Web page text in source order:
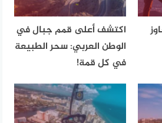
اكتشف أعلى قمم جبال في
الوطن العربي: سحر الطبيعة
في كل قمة!